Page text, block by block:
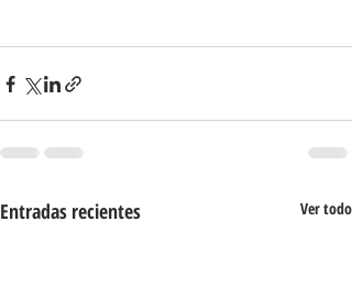
Entradas recientes Ver todo